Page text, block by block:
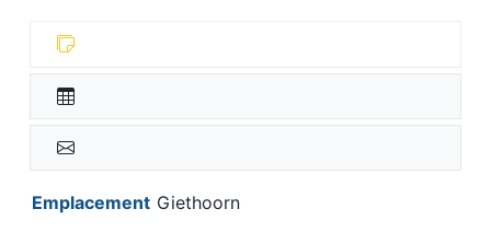
Emplacement Giethoorn